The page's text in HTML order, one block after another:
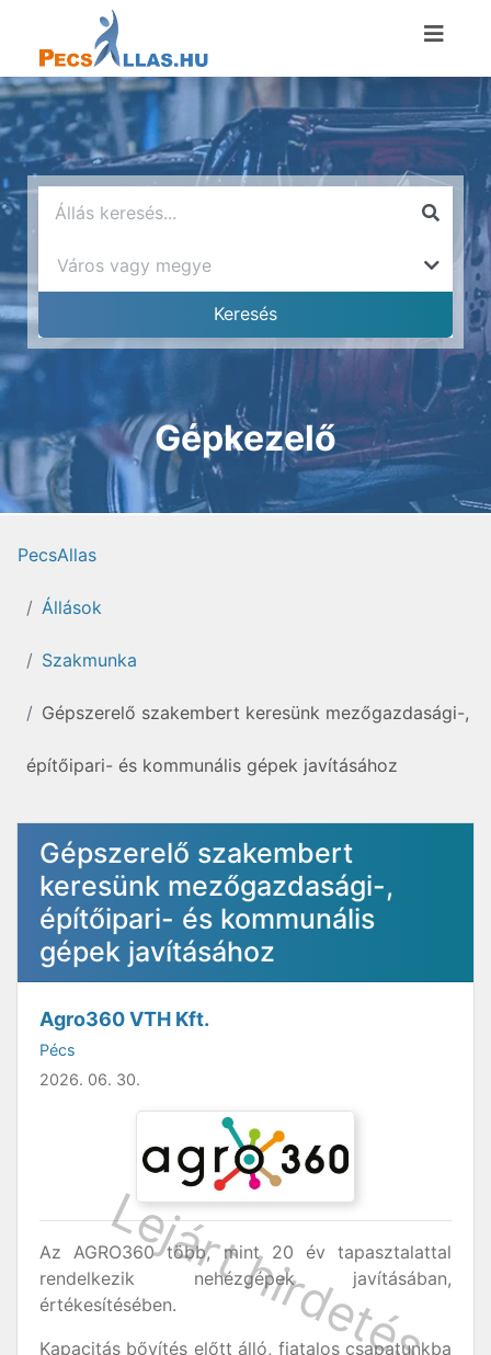
Gépkezelő
PecsAllas
Állások
Szakmunka
Gépszerelő szakembert keresünk mezőgazdasági-,
építőipari- és kommunális gépek javításához
Gépszerelő szakembert
keresünk mezőgazdasági-,
építőipari- és kommunális
gépek javításához
Agro360 VTH Kft.
Pécs
2026. 06. 30.
Az AGRO360 több, mint 20 év tapasztalattal
rendelkezik nehézgépek javításában,
értékesítésében.
Kapacitás bővítés előtt álló, fiatalos csapatunkba